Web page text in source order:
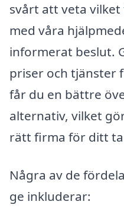
svårt att veta
med våra
informerat beslut.
priser och tjänster
får du en bättre
alternativ, vilket
rätt firma för ditt
Några av de
ge inkluderar: